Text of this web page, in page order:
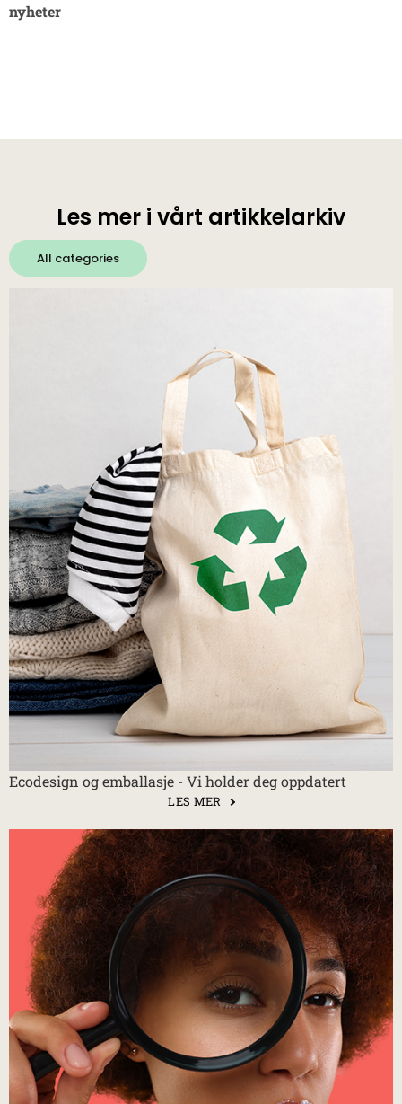
nyheter
Les mer i vårt artikkelarkiv
All categories
Ecodesign og emballasje - Vi holder deg oppdatert
LES MER